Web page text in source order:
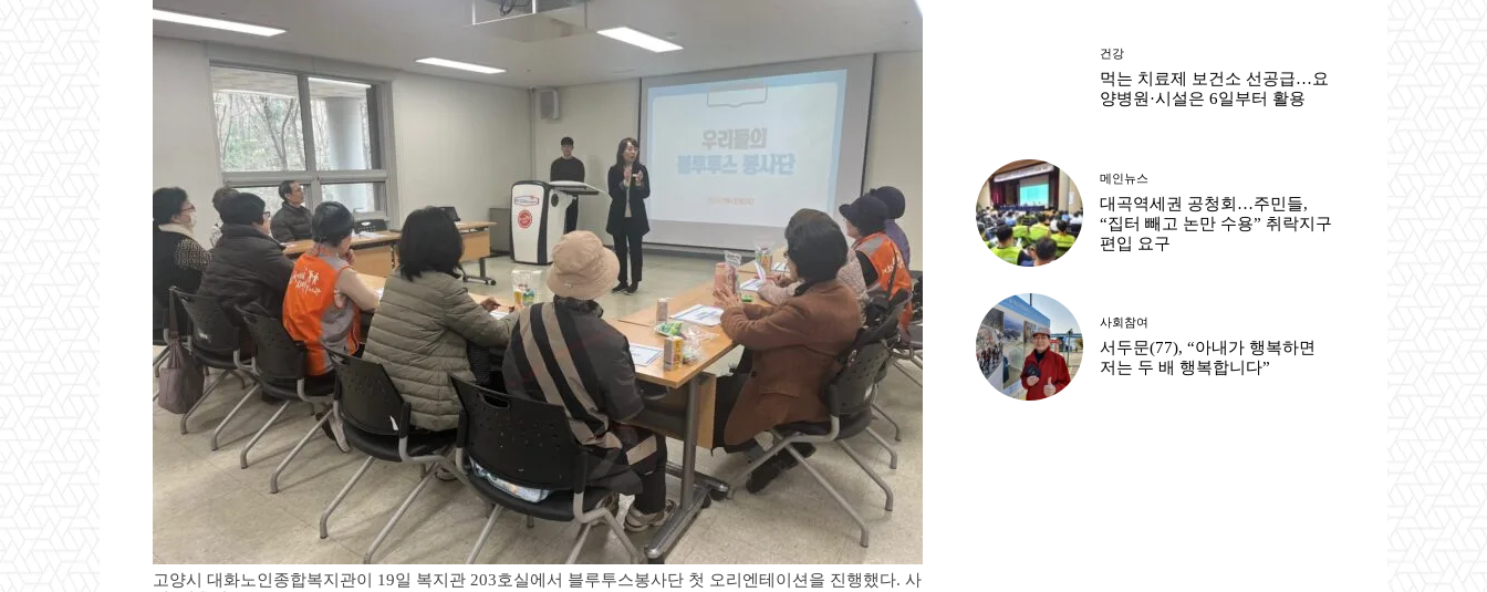
고양시 대화노인종합복지관이 19일 복지관 203호실에서 블루투스봉사단 첫 오리엔테이션을 진행했다. 사
건강
먹는 치료제 보건소 선공급…요
양병원·시설은 6일부터 활용
메인뉴스
대곡역세권 공청회…주민들,
“집터 빼고 논만 수용” 취락지구
편입 요구
사회참여
서두문(77), “아내가 행복하면
저는 두 배 행복합니다”